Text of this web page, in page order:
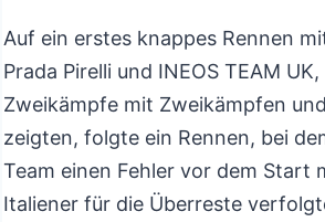
Auf ein erstes knappes Rennen
Prada Pirelli und INEOS TEAM
Zweikämpfe mit Zweikämpfen
zeigten, folgte ein Rennen, bei
Team einen Fehler vor dem Start
Italiener für die Überreste